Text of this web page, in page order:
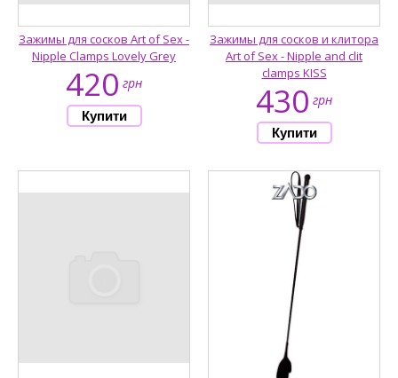
Зажимы для сосков Art of Sex -
Nipple Clamps Lovely Grey
420 грн
Зажимы для сосков и клитора
Art of Sex - Nipple and clit
clamps KISS
430 грн